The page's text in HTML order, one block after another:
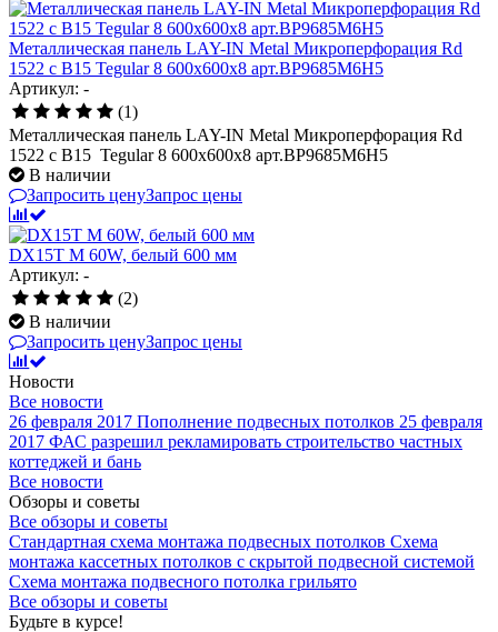
Металлическая панель LAY-IN Metal Микроперфорация Rd
1522 с В15 Tegular 8 600x600x8 арт.BP9685M6H5
Артикул: -
(1)
Металлическая панель LAY-IN Metal Микроперфорация Rd
1522 с В15 Tegular 8 600x600x8 арт.BP9685M6H5
В наличии
Запросить ценуЗапрос цены
DX15T M 60W, белый 600 мм
Артикул: -
(2)
В наличии
Запросить ценуЗапрос цены
Новости
Все новости
26 февраля 2017 Пополнение подвесных потолков 25 февраля
2017 ФАС разрешил рекламировать строительство частных
коттеджей и бань
Все новости
Обзоры и советы
Все обзоры и советы
Стандартная схема монтажа подвесных потолков Схема
монтажа кассетных потолков с скрытой подвесной системой
Схема монтажа подвесного потолка грильято
Все обзоры и советы
Будьте в курсе!